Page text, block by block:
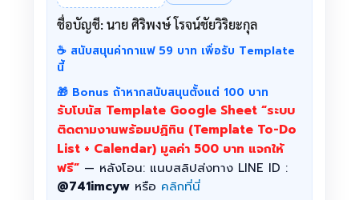
ชื่อบัญชี: นาย ศิริพงษ์ โรจน์ชัยวิริยะกุล
☕ สนับสนุนค่ากาแฟ 59 บาท เพื่อรับ Template
นี้
🎁 Bonus ถ้าหากสนับสนุนตั้งแต่ 100 บาท
รับโบนัส Template Google Sheet “ระบบ
ติดตามงานพร้อมปฏิทิน (Template To-Do
List + Calendar) มูลค่า 500 บาท แจกให้
ฟรี” — หลังโอน: แนบสลิปส่งทาง LINE ID :
@741imcyw หรือ คลิกที่นี่